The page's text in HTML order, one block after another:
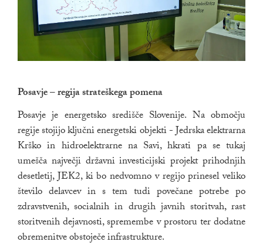
Posavje – regija strateškega pomena
Posavje je energetsko središče Slovenije. Na območju
regije stojijo ključni energetski objekti - Jedrska elektrarna
Krško in hidroelektrarne na Savi, hkrati pa se tukaj
umešča največji državni investicijski projekt prihodnjih
desetletij, JEK2, ki bo nedvomno v regijo prinesel veliko
število delavcev in s tem tudi povečane potrebe po
zdravstvenih, socialnih in drugih javnih storitvah, rast
storitvenih dejavnosti, spremembe v prostoru ter dodatne
obremenitve obstoječe infrastrukture.